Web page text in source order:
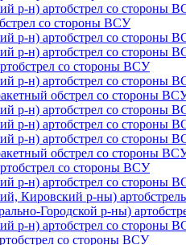
р-н) артобстрел со стороны
со стороны ВСУ
р-н) артобстрел со стороны
р-н) артобстрел со стороны
со стороны ВСУ
р-н) артобстрел со стороны
обстрел со стороны
р-н) артобстрел со стороны
р-н) артобстрел со стороны
р-н) артобстрел со стороны
обстрел со стороны
со стороны ВСУ
р-н) артобстрел со стороны
Кировский р-ны)
Городской р-ны)
р-н) артобстрел со стороны
со стороны ВСУ